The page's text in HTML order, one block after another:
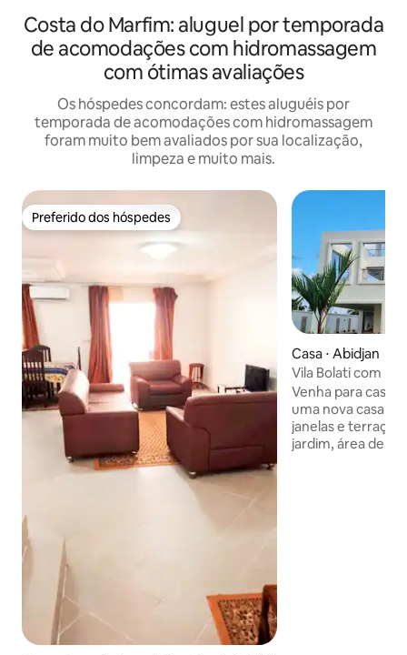
Costa do Marfim: aluguel por temporada
de acomodações com hidromassagem
com ótimas avaliações
Os hóspedes concordam: estes aluguéis por
temporada de acomodações com hidromassagem
foram muito bem avaliados por sua localização,
limpeza e muito mais.
Preferido dos hóspedes
Preferido dos hóspedes
Casa ⋅ Abidjan
Vila Bolati com
vista
Venha para casa,
uma nova casa
janelas e
jardim, área de